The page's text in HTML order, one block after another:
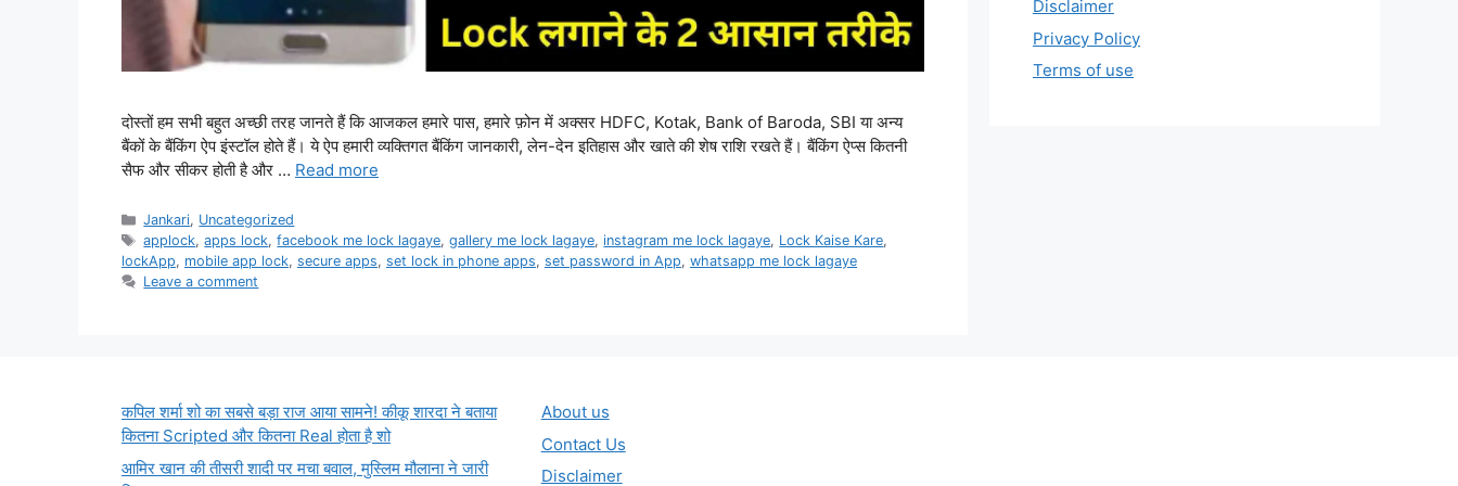
दोस्तों हम सभी बहुत अच्छी तरह जानते हैं कि आजकल हमारे पास, हमारे फ़ोन में अक्सर HDFC, Kotak, Bank of Baroda, SBI या अन्य
बैंकों के बैंकिंग ऐप इंस्टॉल होते हैं। ये ऐप हमारी व्यक्तिगत बैंकिंग जानकारी, लेन-देन इतिहास और खाते की शेष राशि रखते हैं। बैंकिंग ऐप्स कितनी
सैफ और सीकर होती है और … Read more
Categories
Jankari, Uncategorized
Tags
applock,apps lock,facebook me lock lagaye,gallery me lock lagaye,instagram me lock lagaye, Lock Kaise Kare,
lockApp, mobile app lock, secure apps, set lock in phone apps, set password in App, whatsapp me lock lagaye
Leave a comment
Disclaimer
Privacy Policy
Terms of use
कपिल शर्मा शो का सबसे बड़ा राज आया सामने! कीकू शारदा ने बताया
कितना Scripted और कितना Real होता है शो
आमिर खान की तीसरी शादी पर मचा बवाल, मुस्लिम मौलाना ने जारी
About us
Contact Us
Disclaimer